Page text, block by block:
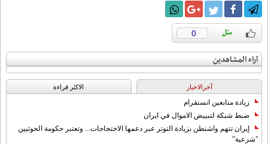
0
آراء المشاهدين
آخرالاخبار الاکثر قراءة
زيادة متابعين انستقرام
ضبط شبكة لتبييض الاموال في ايران
إيران تتهم واشنطن بزيادة التوتر عبر دعمها الاحتجاجات... وتعتبر حكومة الحوثيين
"شرعية"